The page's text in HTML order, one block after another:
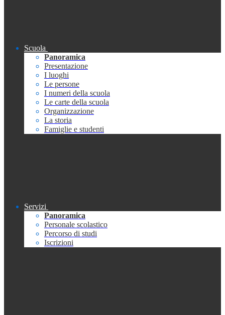
Scuola
Panoramica
Presentazione
I luoghi
Le persone
I numeri della scuola
Le carte della scuola
Organizzazione
La storia
Famiglie e studenti
Servizi
Panoramica
Personale scolastico
Percorso di studi
Iscrizioni